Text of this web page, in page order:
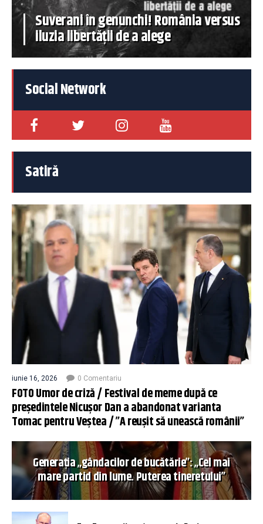
Suverani în genunchi! România versus
iluzia libertății de a alege
Social Network
Satiră
iunie 16, 2026 0 Comentariu
FOTO Umor de criză / Festival de meme după ce
președintele Nicușor Dan a abandonat varianta
Tomac pentru Veștea / ”A reușit să unească românii”
Generația „gândacilor de bucătărie”: „Cel mai
mare partid din lume. Puterea tineretului”